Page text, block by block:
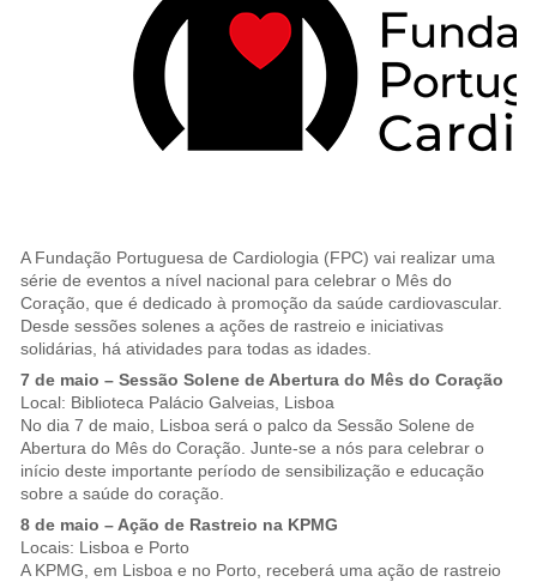
A Fundação Portuguesa de Cardiologia (FPC) vai realizar uma
série de eventos a nível nacional para celebrar o Mês do
Coração, que é dedicado à promoção da saúde cardiovascular.
Desde sessões solenes a ações de rastreio e iniciativas
solidárias, há atividades para todas as idades.
7 de maio – Sessão Solene de Abertura do Mês do Coração
Local: Biblioteca Palácio Galveias, Lisboa
No dia 7 de maio, Lisboa será o palco da Sessão Solene de
Abertura do Mês do Coração. Junte-se a nós para celebrar o
início deste importante período de sensibilização e educação
sobre a saúde do coração.
8 de maio – Ação de Rastreio na KPMG
Locais: Lisboa e Porto
A KPMG, em Lisboa e no Porto, receberá uma ação de rastreio